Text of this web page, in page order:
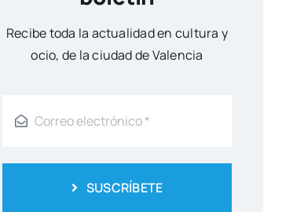
Reci­be toda la actua­li­dad en cul­tu­ra y
ocio, de la ciu­dad de Valen­cia
SUSCRÍBETE